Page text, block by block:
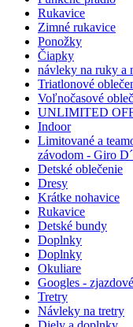
Rukavice
Zimné rukavice
Ponožky
Čiapky
návleky na ruky a
Triatlonové
Voľnočasové
UNLIMITED
Indoor
Limitované a
závodom - Giro
Detské oblečenie
Dresy
Krátke nohavice
Rukavice
Detské bundy
Doplnky
Doplnky
Okuliare
Googles -
Tretry
Návleky na tretry